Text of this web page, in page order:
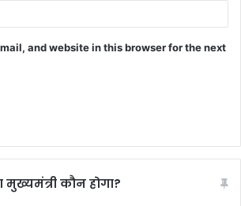
and website in this browser for the next
मुख्यमंत्री कौन होगा?